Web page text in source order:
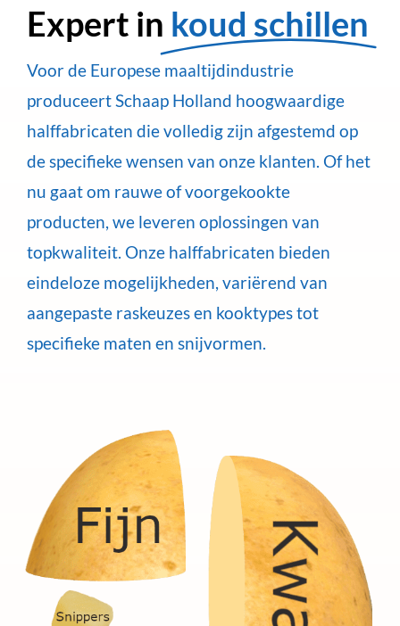
Expert in koud schillen
Voor de Europese maaltijdindustrie
produceert Schaap Holland hoogwaardige
halffabricaten die volledig zijn afgestemd op
de specifieke wensen van onze klanten. Of het
nu gaat om rauwe of voorgekookte
producten, we leveren oplossingen van
topkwaliteit. Onze halffabricaten bieden
eindeloze mogelijkheden, variërend van
aangepaste raskeuzes en kooktypes tot
specifieke maten en snijvormen.